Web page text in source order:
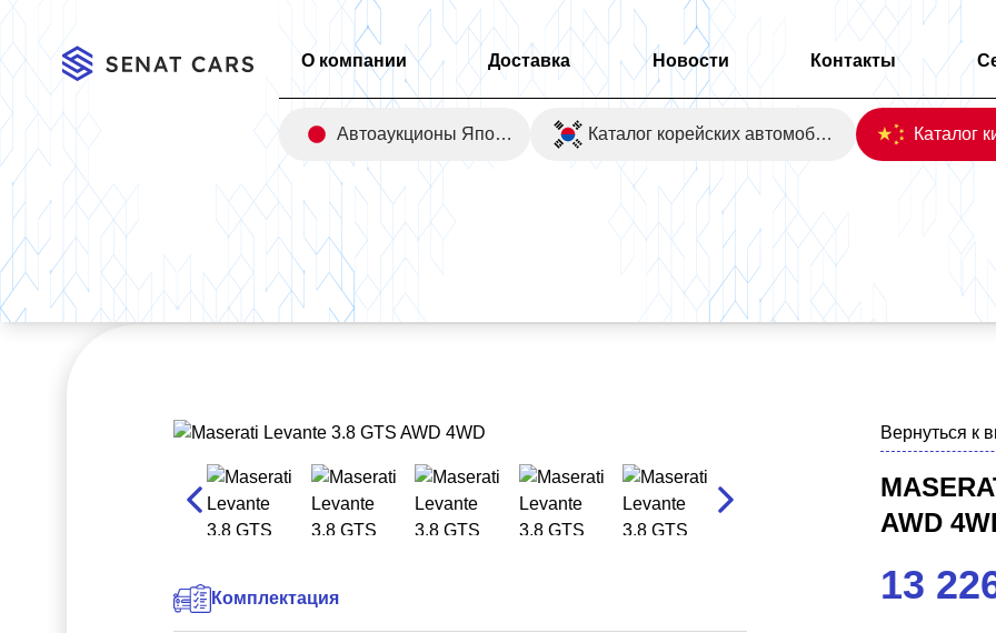
О компании Доставка Новости Контакты
Автоаукционы Японии Каталог корейских автомобилей
Главная/Каталог Maserati Levante 3.8 GTS AWD 4WD
Комплектация
Вернуться к
AWD
13